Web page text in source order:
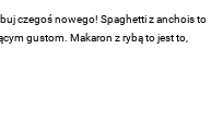
czegoś nowego! Spaghetti z anchois to
gustom. Makaron z rybą to jest to,